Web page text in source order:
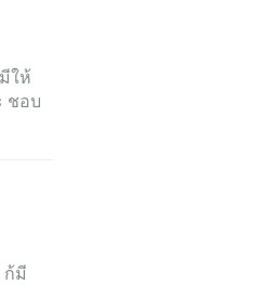
ให้
ชอบ
ก้มี